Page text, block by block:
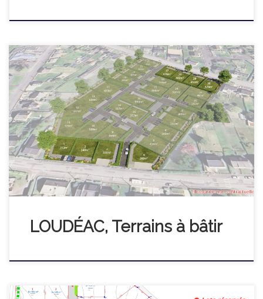
Les Allées du Vélodrome Vivez ou investissez en centre-ville à
Loudéac Situé en centre-ville de Loudéac, le lotissement « Les
Allées du Vélodrome » offre une opportunité rare : construire
votre maison ou réaliser un projet locatif dans un quartier
vivant et recherché, à deux pas de toutes les commodités.
Depuis votre […]
LOUDÉAC, Terrains à bâtir